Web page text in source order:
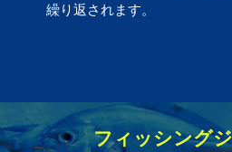
繰り返されます。
フィッシング